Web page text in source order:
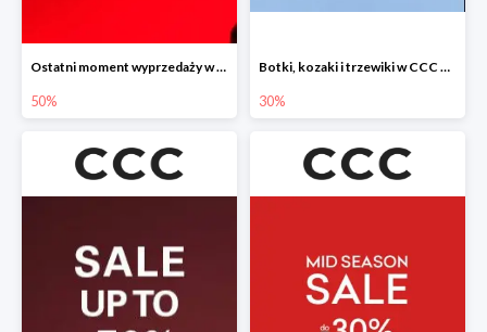
Ostatni moment wyprzedaży w CCC do -50%
50%
Botki, kozaki i trzewiki w CCC do -30%
30%